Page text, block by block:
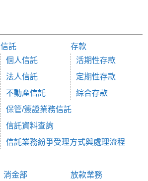
信託
個人信託
法人信託
不動產信託
保管/簽證業務信託
信託資料查詢
信託業務紛爭受理方式與處理流程
存款
活期性存款
定期性存款
綜合存款
消金部
放款業務